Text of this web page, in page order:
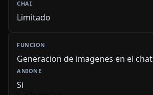
Limitado
Generacion de imagenes en el chat
Si